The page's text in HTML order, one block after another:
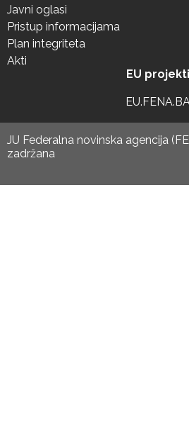
Javni oglasi
Pristup informacijama
Plan integriteta
Akti
EU projekti
JU Federalna novinska agencija
zadržana